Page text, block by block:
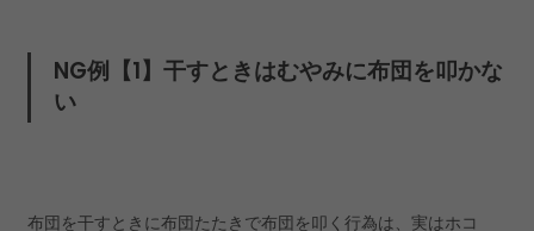
NG例【1】干すときはむやみに布団を叩かな
い
布団を干すときに布団たたきで布団を叩く行為は、実はホコ